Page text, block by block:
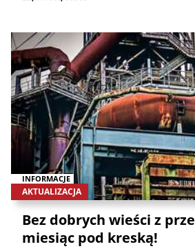
INFORMACJE
AKTUALIZACJA
Bez dobrych wieści z
miesiąc pod kreską!